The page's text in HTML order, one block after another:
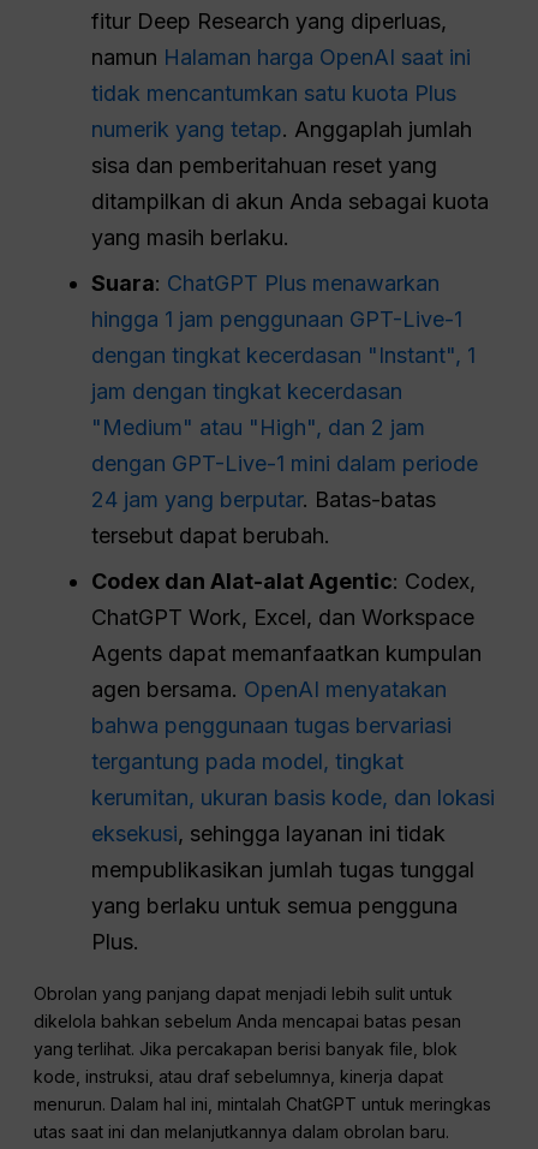
fitur Deep Research yang diperluas,
namun Halaman harga OpenAI saat ini
tidak mencantumkan satu kuota Plus
numerik yang tetap. Anggaplah jumlah
sisa dan pemberitahuan reset yang
ditampilkan di akun Anda sebagai kuota
yang masih berlaku.
Suara: ChatGPT Plus menawarkan
hingga 1 jam penggunaan GPT-Live-1
dengan tingkat kecerdasan "Instant", 1
jam dengan tingkat kecerdasan
"Medium" atau "High", dan 2 jam
dengan GPT-Live-1 mini dalam periode
24 jam yang berputar. Batas-batas
tersebut dapat berubah.
Codex dan Alat-alat Agentic: Codex,
ChatGPT Work, Excel, dan Workspace
Agents dapat memanfaatkan kumpulan
agen bersama. OpenAI menyatakan
bahwa penggunaan tugas bervariasi
tergantung pada model, tingkat
kerumitan, ukuran basis kode, dan lokasi
eksekusi, sehingga layanan ini tidak
mempublikasikan jumlah tugas tunggal
yang berlaku untuk semua pengguna
Plus.
Obrolan yang panjang dapat menjadi lebih sulit untuk
dikelola bahkan sebelum Anda mencapai batas pesan
yang terlihat. Jika percakapan berisi banyak file, blok
kode, instruksi, atau draf sebelumnya, kinerja dapat
menurun. Dalam hal ini, mintalah ChatGPT untuk meringkas
utas saat ini dan melanjutkannya dalam obrolan baru.